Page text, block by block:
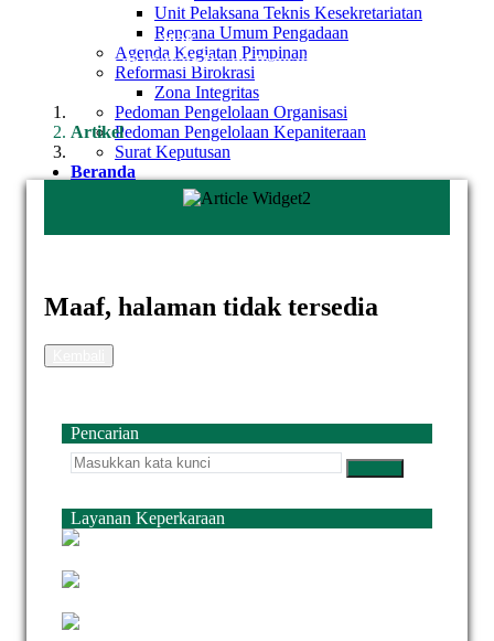
Unit Pelaksana Teknis Kesekretariatan
Rencana Umum Pengadaan
Agenda Kegiatan Pimpinan
Reformasi Birokrasi
Zona Integritas
Pedoman Pengelolaan Organisasi
Pedoman Pengelolaan Kepaniteraan
Surat Keputusan
Beranda
Sab, 08 Agustus 2026
Datang di Website Resmi Pengadilan Agama Sleman. Media
Artikel
Maaf, halaman tidak tersedia
Pencarian
Layanan Keperkaraan